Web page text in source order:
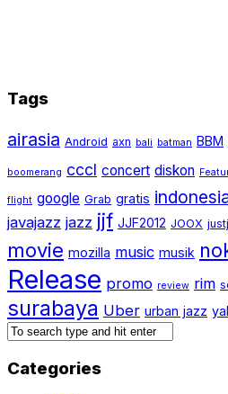
Tags
airasia Android axn bali batman BBM
boomerang cccl concert diskon
flight google Grab gratis
javajazz jazz jjf JJF2012 JOOX
movie mozilla music musik
Release promo review rim
surabaya Uber urban jazz
Categories